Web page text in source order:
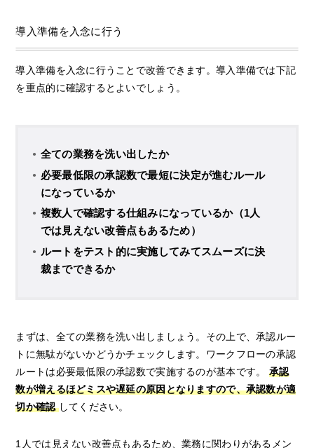
導入準備を入念に行う
導入準備を入念に行うことで改善できます。導入準備では下記
を重点的に確認するとよいでしょう。
全ての業務を洗い出したか
必要最低限の承認数で最短に決定が進むルール
になっているか
複数人で確認する仕組みになっているか（1人
では見えない改善点もあるため）
ルートをテスト的に実施してみてスムーズに決
裁までできるか
まずは、全ての業務を洗い出しましょう。その上で、承認ルー
トに無駄がないかどうかチェックします。ワークフローの承認
ルートは必要最低限の承認数で実施するのが基本です。 承認
数が増えるほどミスや遅延の原因となりますので、承認数が適
切か確認してください。
1人では見えない改善点もあるため、業務に関わりがあるメン